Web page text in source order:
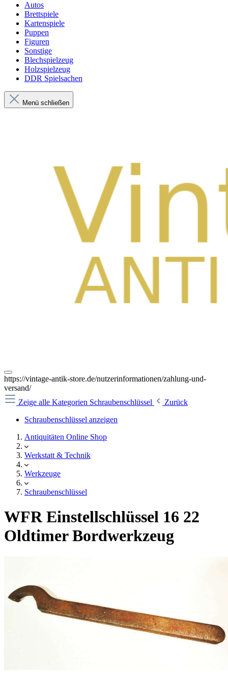
Autos
Brettspiele
Kartenspiele
Puppen
Figuren
Sonstige
Blechspielzeug
Holzspielzeug
DDR Spielsachen
Menü schließen
https://vintage-antik-store.de/nutzerinformationen/zahlung-und-
versand/
Zeige alle Kategorien Schraubenschlüssel
Zurück
Schraubenschlüssel anzeigen
Antiquitäten Online Shop
Werkstatt & Technik
Werkzeuge
Schraubenschlüssel
WFR Einstellschlüssel 16 22
Oldtimer Bordwerkzeug